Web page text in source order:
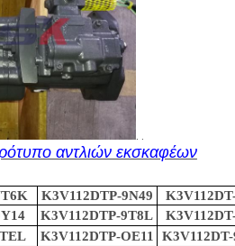
. .
αντλιών εκσκαφέων
K3V112DTP-9N49
K3V112DTP-9T8L
K3V112DTP-OE11